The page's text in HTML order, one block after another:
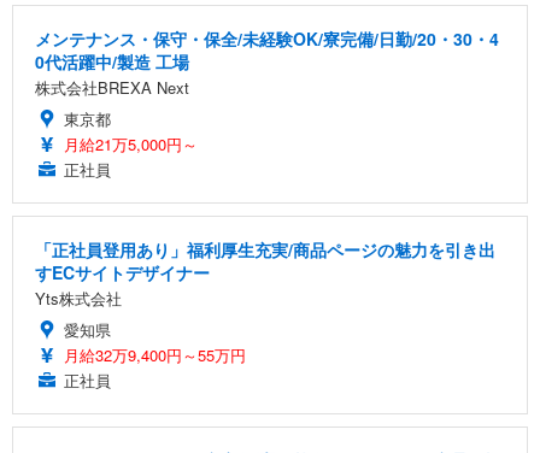
メンテナンス・保守・保全/未経験OK/寮完備/日勤/20・30・4
0代活躍中/製造 工場
株式会社BREXA Next
東京都
月給21万5,000円～
正社員
「正社員登用あり」福利厚生充実/商品ページの魅力を引き出
すECサイトデザイナー
Yts株式会社
愛知県
月給32万9,400円～55万円
正社員